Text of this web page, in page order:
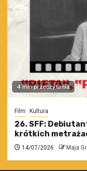
4 min przeczytania
Film Kultura
26. SFF:
krótkich
14/07/2026 Maja